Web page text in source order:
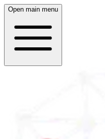
Open main menu